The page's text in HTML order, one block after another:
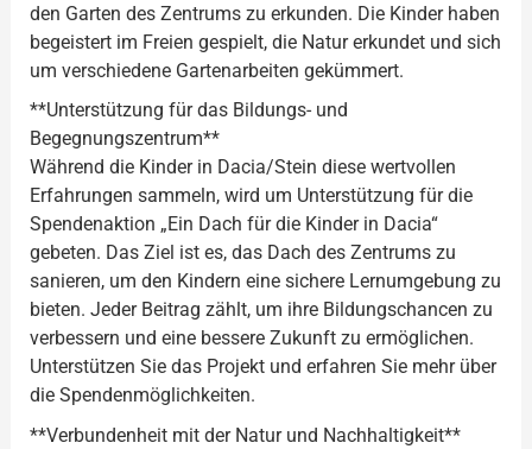
den Garten des Zentrums zu erkunden. Die Kinder haben
begeistert im Freien gespielt, die Natur erkundet und sich
um verschiedene Gartenarbeiten gekümmert.
**Unterstützung für das Bildungs- und
Begegnungszentrum**
Während die Kinder in Dacia/Stein diese wertvollen
Erfahrungen sammeln, wird um Unterstützung für die
Spendenaktion „Ein Dach für die Kinder in Dacia“
gebeten. Das Ziel ist es, das Dach des Zentrums zu
sanieren, um den Kindern eine sichere Lernumgebung zu
bieten. Jeder Beitrag zählt, um ihre Bildungschancen zu
verbessern und eine bessere Zukunft zu ermöglichen.
Unterstützen Sie das Projekt und erfahren Sie mehr über
die Spendenmöglichkeiten.
**Verbundenheit mit der Natur und Nachhaltigkeit**